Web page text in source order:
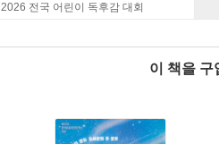
2026 전국 어린이 독후감 대회
이 책을 구